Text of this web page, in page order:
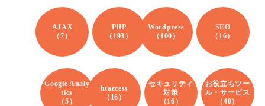
AJAX
（7）
PHP
（193）
Wordpress
（100）
SEO
（16）
Google Analy
tics
（5）
htaccess
（16）
セキュリティ
対策
（16）
お役立ちツー
ル・サービス
（40）